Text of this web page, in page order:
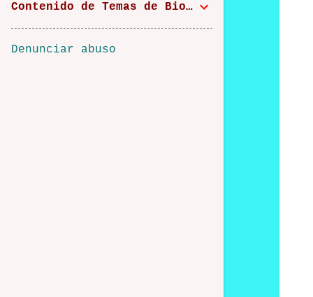
Contenido de Temas de Bioética
Denunciar abuso